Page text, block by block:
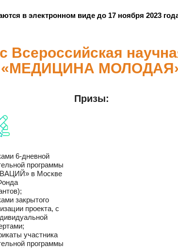
в электронном виде до 17 ноября 2023
Всероссийская
«МЕДИЦИНА
Призы:
6-дневной
программы
в Москве
закрытого
проекта, с
участника
программы